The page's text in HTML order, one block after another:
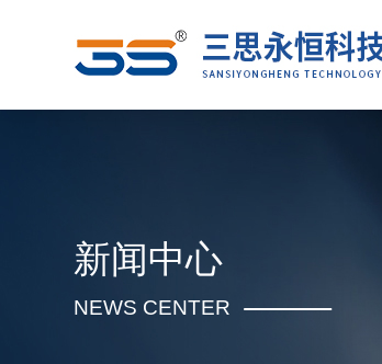
新闻中心
NEWS CENTER